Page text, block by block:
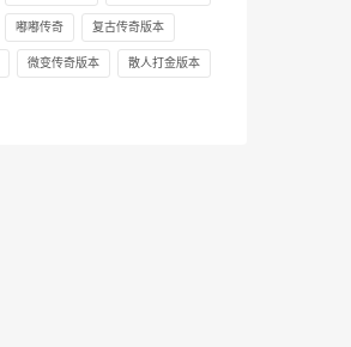
嘟嘟传奇 复古传奇版本
微变传奇版本 散人打金版本